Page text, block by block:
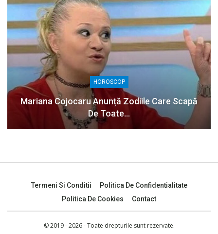
HOROSCOP
Mariana Cojocaru Anunță Zodiile Care Scapă
De Toate…
Termeni Si Conditii
Politica De Confidentialitate
Politica De Cookies
Contact
© 2019 - 2026 - Toate drepturile sunt rezervate.